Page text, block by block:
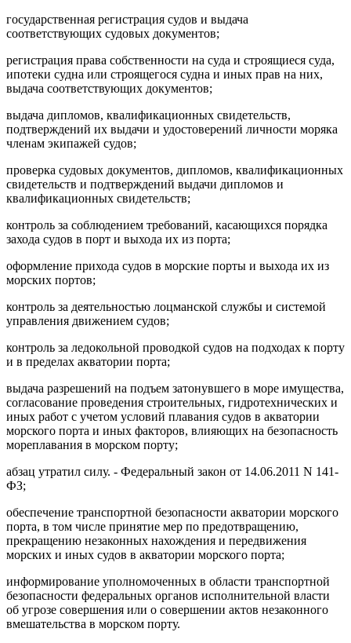
государственная регистрация судов и выдача
соответствующих судовых документов;
регистрация права собственности на суда и строящиеся суда,
ипотеки судна или строящегося судна и иных прав на них,
выдача соответствующих документов;
выдача дипломов, квалификационных свидетельств,
подтверждений их выдачи и удостоверений личности моряка
членам экипажей судов;
проверка судовых документов, дипломов, квалификационных
свидетельств и подтверждений выдачи дипломов и
квалификационных свидетельств;
контроль за соблюдением требований, касающихся порядка
захода судов в порт и выхода их из порта;
оформление прихода судов в морские порты и выхода их из
морских портов;
контроль за деятельностью лоцманской службы и системой
управления движением судов;
контроль за ледокольной проводкой судов на подходах к порту
и в пределах акватории порта;
выдача разрешений на подъем затонувшего в море имущества,
согласование проведения строительных, гидротехнических и
иных работ с учетом условий плавания судов в акватории
морского порта и иных факторов, влияющих на безопасность
мореплавания в морском порту;
абзац утратил силу. - Федеральный закон от 14.06.2011 N 141-
ФЗ;
обеспечение транспортной безопасности акватории морского
порта, в том числе принятие мер по предотвращению,
прекращению незаконных нахождения и передвижения
морских и иных судов в акватории морского порта;
информирование уполномоченных в области транспортной
безопасности федеральных органов исполнительной власти
об угрозе совершения или о совершении актов незаконного
вмешательства в морском порту.